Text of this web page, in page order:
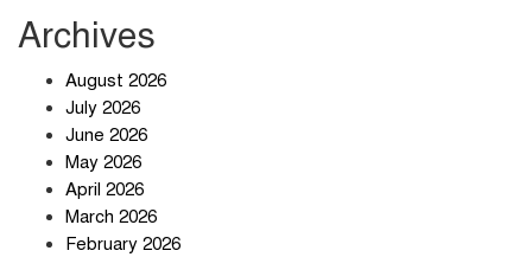
Archives
August 2026
July 2026
June 2026
May 2026
April 2026
March 2026
February 2026